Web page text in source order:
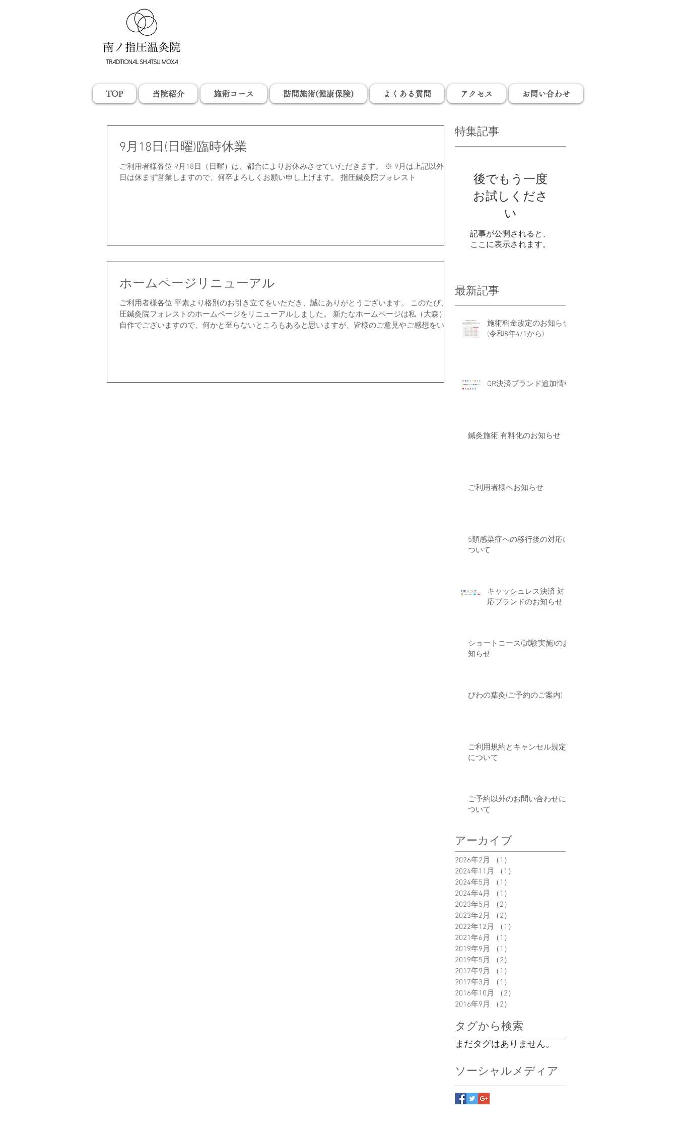
TOP 当院紹介 施術コース 訪問施術(健康保険) よくある質問 アクセス お問い合わせ
9月18日(日曜)臨時休業
ご利用者様各位 9月18日（日曜）は、都合によりお休みさせていただきます。 ※ 9月は上記以外の
日は休まず営業しますので、何卒よろしくお願い申し上げます。 指圧鍼灸院フォレスト
ホームページリニューアル
ご利用者様各位 平素より格別のお引き立てをいただき、誠にありがとうございます。 このたび、指
圧鍼灸院フォレストのホームページをリニューアルしました。 新たなホームページは私（大森）の
自作でございますので、何かと至らないところもあると思いますが、皆様のご意見やご感想をいた
特集記事
後でもう一度
お試しくださ
い
記事が公開されると、
ここに表示されます。
最新記事
施術料金改定のお知らせ
(令和8年4/1から)
QR決済ブランド追加情報
鍼灸施術 有料化のお知らせ
ご利用者様へお知らせ
5類感染症への移行後の対応に
ついて
キャッシュレス決済 対
応ブランドのお知らせ
ショートコース(試験実施)のお
知らせ
びわの葉灸(ご予約のご案内)
ご利用規約とキャンセル規定
について
ご予約以外のお問い合わせに
ついて
アーカイブ
2026年2月 （1）
2024年11月
（1）
2024年5月
（1）
2024年4月
（1）
2023年5月
（2）
2023年2月
（2）
2022年12月
（1）
2021年6月
（1）
2019年9月
（1）
2019年5月
（2）
2017年9月
（1）
2017年3月
（1）
2016年10月
（2）
2016年9月
（2）
タグから検索
まだタグはありません。
ソーシャルメディア